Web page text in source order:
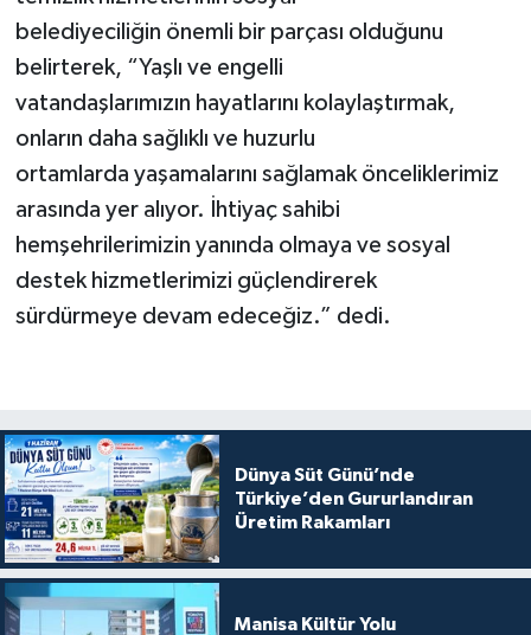
belediyeciliğin önemli bir parçası olduğunu
belirterek, “Yaşlı ve engelli
vatandaşlarımızın hayatlarını kolaylaştırmak,
onların daha sağlıklı ve huzurlu
ortamlarda yaşamalarını sağlamak önceliklerimiz
arasında yer alıyor. İhtiyaç sahibi
hemşehrilerimizin yanında olmaya ve sosyal
destek hizmetlerimizi güçlendirerek
sürdürmeye devam edeceğiz.” dedi.
Dünya Süt Günü’nde
Türkiye’den Gururlandıran
Üretim Rakamları
Manisa Kültür Yolu